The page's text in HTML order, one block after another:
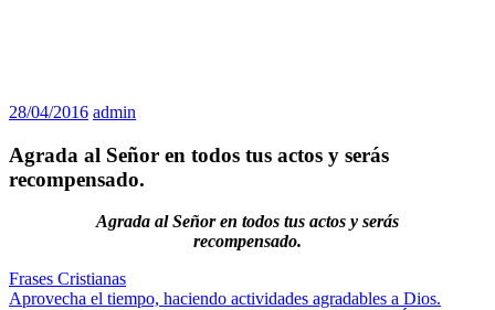
28/04/2016 admin
Agrada al Señor en todos tus actos y serás
recompensado.
Agrada al Señor en todos tus actos y serás
recompensado.
Frases Cristianas
Navegación
Entrada
Aprovecha el tiempo, haciendo actividades agradables a Dios.